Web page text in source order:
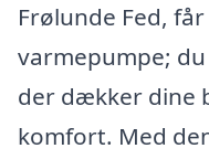
Frølunde Fed,
varmepumpe;
der dækker dine
komfort. Med